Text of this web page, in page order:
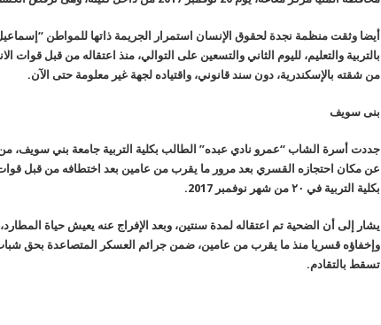
أيضا وثقت منظمة نجدة لحقوق الإنسان استمرار الجريمة ذاتها للمواطن
من شقته بالإسكندرية، دون سند قانوني، واقتياده لجهة غير معلومة حتى الآن.
بنى سويف
جددت أسرة الشاب “عمرو نادي عبده” الطالب بكلية التربية جامعة بني سويف، من
عن مكان احتجازه القسري بعد مرور ما يقرب من عامين بعد اختطافه من قبل قوات
بكلية التربية في ٢٠ من شهر نوفمبر 2017.
يشار إلى أن الضحية تم اعتقاله لمدة سنتين، وبعد الإفراج عنه يعيش حياة المطارد،
وإخفاؤه قسريا منذ ما يقرب من عامين، ضمن جرائم العسكر المتصاعدة بحق شباب
تسقط بالتقادم.